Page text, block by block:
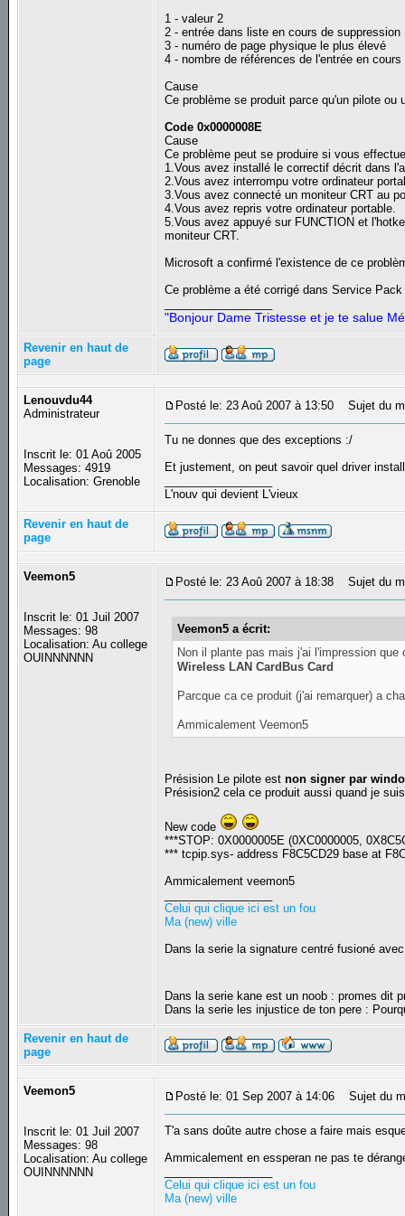
1 - valeur 2
2 - entrée dans liste en cours de suppression
3 - numéro de page physique le plus élevé
4 - nombre de références de l'entrée en
Cause
Ce problème se produit parce qu'un pilote
Code 0x0000008E
Cause
Ce problème peut se produire si vous
1.Vous avez installé le correctif décrit dans
2.Vous avez interrompu votre ordinateur
3.Vous avez connecté un moniteur CRT au
4.Vous avez repris votre ordinateur portable.
5.Vous avez appuyé sur FUNCTION et
moniteur CRT.
Microsoft a confirmé l'existence de ce
Ce problème a été corrigé dans Service
"Bonjour Dame Tristesse et je te salue
Revenir en haut de
page
Lenouvdu44
Administrateur
Inscrit le: 01 Aoû 2005
Messages: 4919
Localisation: Grenoble
Posté le: 23 Aoû 2007 à 13:50 Sujet du
Tu ne donnes que des exceptions :/
Et justement, on peut savoir quel driver
L'nouv qui devient L'vieux
Revenir en haut de
page
Veemon5
Inscrit le: 01 Juil 2007
Messages: 98
Localisation: Au college
OUINNNNNN
Posté le: 23 Aoû 2007 à 18:38 Sujet du
Veemon5 a écrit:
Non il plante pas mais j'ai l'impression
Wireless LAN CardBus Card
Parcque ca ce produit (j'ai remarquer) a
Ammicalement Veemon5
Présision Le pilote estnon signer par
Présision2 cela ce produit aussi quand je
New code
***STOP: 0X0000005E (0XC0000005,
*** tcpip.sys- address F8C5CD29 base at
Ammicalement veemon5
Celui qui clique ici est un fou
Ma (new) ville
Dans la serie la signature centré fusioné
Dans la serie kane est un noob : promes dit
Dans la serie les injustice de ton pere :
Revenir en haut de
page
Veemon5
Inscrit le: 01 Juil 2007
Messages: 98
Localisation: Au college
OUINNNNNN
Posté le: 01 Sep 2007 à 14:06 Sujet du
T'a sans doûte autre chose a faire mais
Ammicalement en essperan ne pas te
Celui qui clique ici est un fou
Ma (new) ville